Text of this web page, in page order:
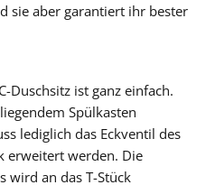
sie aber garantiert ihr bester
Duschsitz ist ganz einfach.
Spülkasten
lediglich das Eckventil des
erweitert werden. Die
wird an das T-Stück